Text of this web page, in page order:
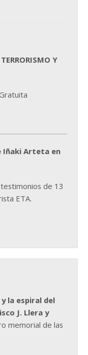
Y
Iñaki Arteta en
de 13
ETA.
y la espiral del
J. Llera y
memorial de las